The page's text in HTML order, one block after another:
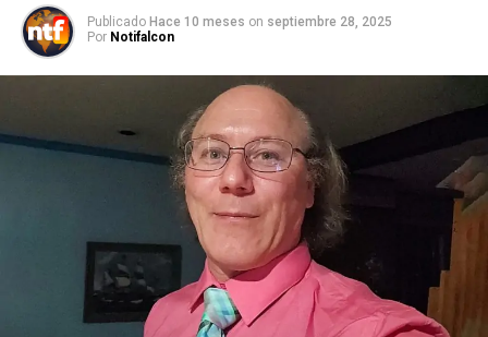
Publicado Hace 10 meses on septiembre 28, 2025
Por Notifalcon